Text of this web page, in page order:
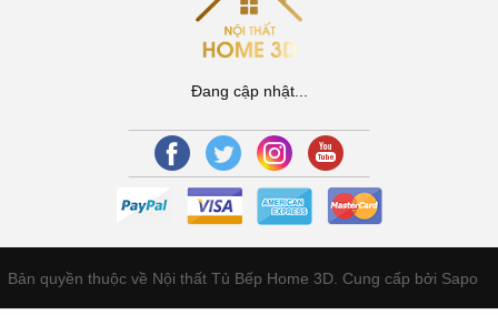
Đang cập nhật...
Bản quyền thuộc về Nội thất Tủ Bếp Home 3D. Cung cấp bởi Sapo